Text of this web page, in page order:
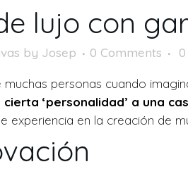
lujo con
by Josep 0 Comments 0
personas cuando
‘personalidad’ a una
experiencia en la creación de